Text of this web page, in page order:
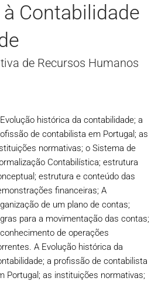
Contabilidade
de Recursos Humanos
histórica da contabilidade; a
de contabilista em Portugal; as
normativas; o Sistema de
Contabilística; estrutura
estrutura e conteúdo das
financeiras; A
de um plano de contas;
para a movimentação das contas;
de operações
A Evolução histórica da
a profissão de contabilista
Portugal; as instituições normativas;